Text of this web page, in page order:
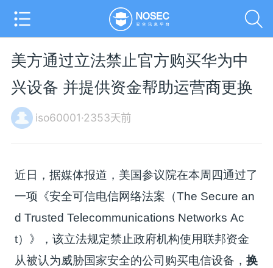
美方通过立法禁止官方购买华为中
兴设备 并提供资金帮助运营商更换
iso60001·2353天前
近日，据媒体报道，美国参议院在本周四通过了
一项《安全可信电信网络法案（The Secure an
d Trusted Telecommunications Networks Ac
t）》，该立法规定禁止政府机构使用联邦资金
从被认为威胁国家安全的公司购买电信设备，换